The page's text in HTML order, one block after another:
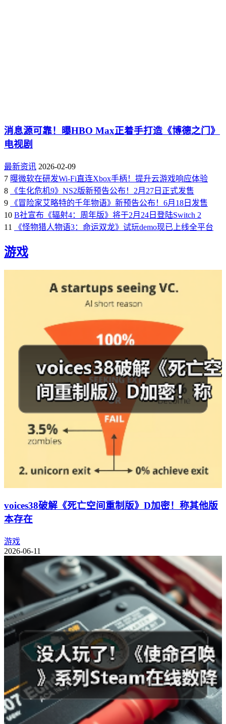
消息源可靠！曝HBO Max正着手打造《博德之门》
电视剧
最新资讯 2026-02-09
7 曝微软在研发Wi-Fi直连Xbox手柄！提升云游戏响应体验
8
《生化危机9》NS2版新预告公布！2月27日正式发售
9
《冒险家艾略特的千年物语》新预告公布！6月18日发售
10 B社宣布《辐射4：周年版》将于2月24日登陆Switch 2
11
《怪物猎人物语3：命运双龙》试玩demo现已上线全平台
游戏
voices38破解《死亡空间重制版》D加密！称其他版
本存在
游戏
2026-06-11